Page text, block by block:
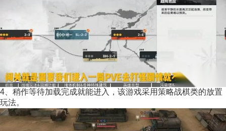
4、稍作等待加载完成就能进入，该游戏采用策略战棋类的放置
玩法。